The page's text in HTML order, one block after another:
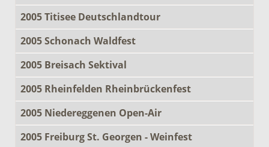
2005 Titisee Deutschlandtour
2005 Schonach Waldfest
2005 Breisach Sektival
2005 Rheinfelden Rheinbrückenfest
2005 Niedereggenen Open-Air
2005 Freiburg St. Georgen - Weinfest